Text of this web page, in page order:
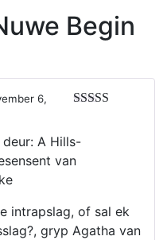
Begin
6,
deur: A Hills-
van
intrapslag, of sal ek
gryp Agatha van